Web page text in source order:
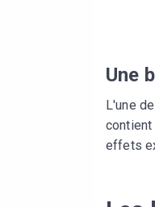
Une
L'une
contient
effets